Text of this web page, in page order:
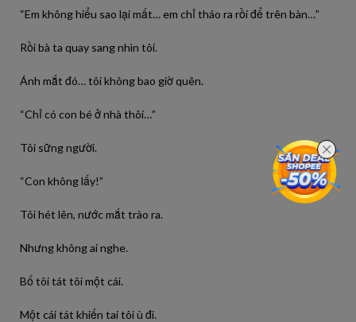
“Em không hiểu sao lại mất… em chỉ tháo ra rồi để trên bàn…”
Rồi bà ta quay sang nhìn tôi.
Ánh mắt đó… tôi không bao giờ quên.
“Chỉ có con bé ở nhà thôi…”
Tôi sững người.
“Con không lấy!”
Tôi hét lên, nước mắt trào ra.
Nhưng không ai nghe.
Bố tôi tát tôi một cái.
Một cái tát khiến tai tôi ù đi.